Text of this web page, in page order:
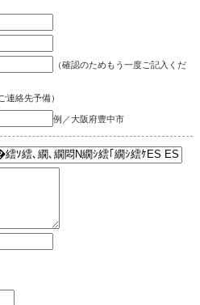
（確認のためもう一度ご記入くだ
連絡先予備）
例／大阪府豊中市